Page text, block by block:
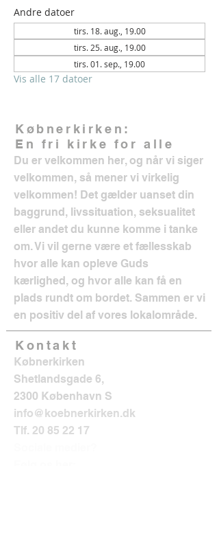
Andre datoer
tirs. 18. aug., 19.00
tirs. 25. aug., 19.00
tirs. 01. sep., 19.00
Vis alle 17 datoer
Købnerkirken:
En fri kirke for alle
Du er velkommen her, og når vi siger
velkommen, så mener vi virkelig
velkommen! Det gælder uanset din
baggrund, livssituation, seksualitet
eller andet du kunne komme i tanke
om. Vi vil gerne være et fællesskab
hvor alle kan opleve Guds
kærlighed, og hvor alle kan få en
plads rundt om bordet. Sammen er vi
en positiv del af vores lokalområde.
Kontakt
Købnerkirken
Shetlandsgade 6,
2300 København S
info@koebnerkirken.dk
Tlf. 20 85 22 17